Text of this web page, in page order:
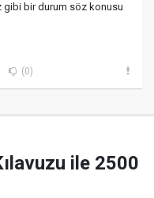
gibi bir durum söz konusu
(0)
ile 2500